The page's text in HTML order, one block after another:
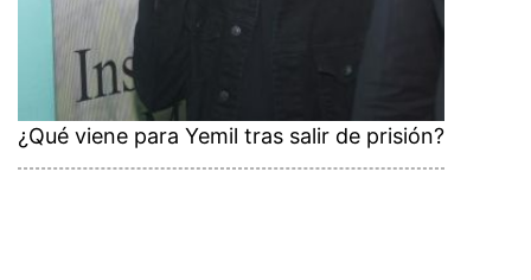
¿Qué viene para Yemil tras salir de prisión?